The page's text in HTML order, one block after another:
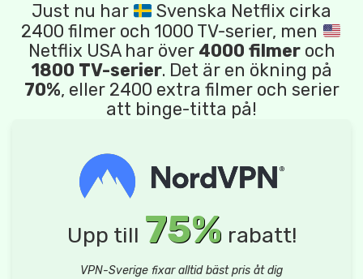
Just nu har
Svenska Netflix cirka
2400 filmer och 1000 TV-serier, men
Netflix USA har över 4000 filmeroch
1800 TV-serier. Det är en ökning på
70%, eller 2400 extra filmer och serier
att binge-titta på!
Upp till 75% rabatt!
VPN-Sverige fixar alltid bäst pris åt dig